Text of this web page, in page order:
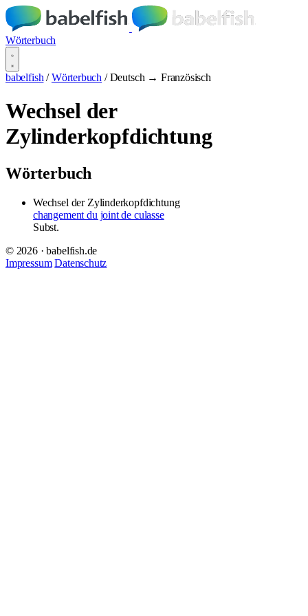
Wörterbuch
babelfish / Wörterbuch / Deutsch → Französisch
Wechsel der
Zylinderkopfdichtung
Wörterbuch
Wechsel der Zylinderkopfdichtung
changement du joint de culasse
Subst.
© 2026 · babelfish.de
Impressum Datenschutz